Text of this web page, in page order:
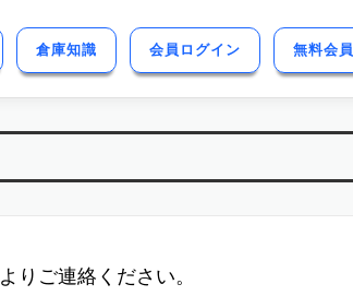
倉庫知識 会員ログイン 無料会
よりご連絡ください。